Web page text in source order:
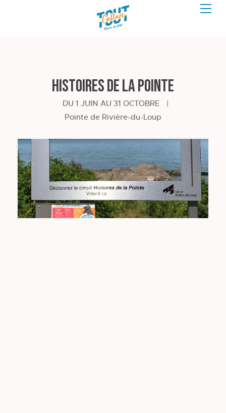
Histoires de la Pointe
DU 1 JUIN AU 31 OCTOBRE
|
Pointe de Rivière-du-Loup